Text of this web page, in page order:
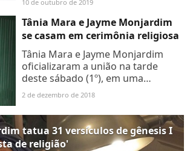
aproximadamente doze anos e
haviam se casado em dezembro do
ano...
10 de outubro de 2019
Tânia Mara e Jayme Monjardim
se casam em cerimônia religiosa
Tânia Mara e Jayme Monjardim
oficializaram a união na tarde
deste sábado (1º), em uma
cerimônia religiosa no Rio de
Janeiro, com a presença de
famosos. A noiva mostrou
elegância com...
2 de dezembro de 2018
tatua 31 versículos de gênesis I
de religião'